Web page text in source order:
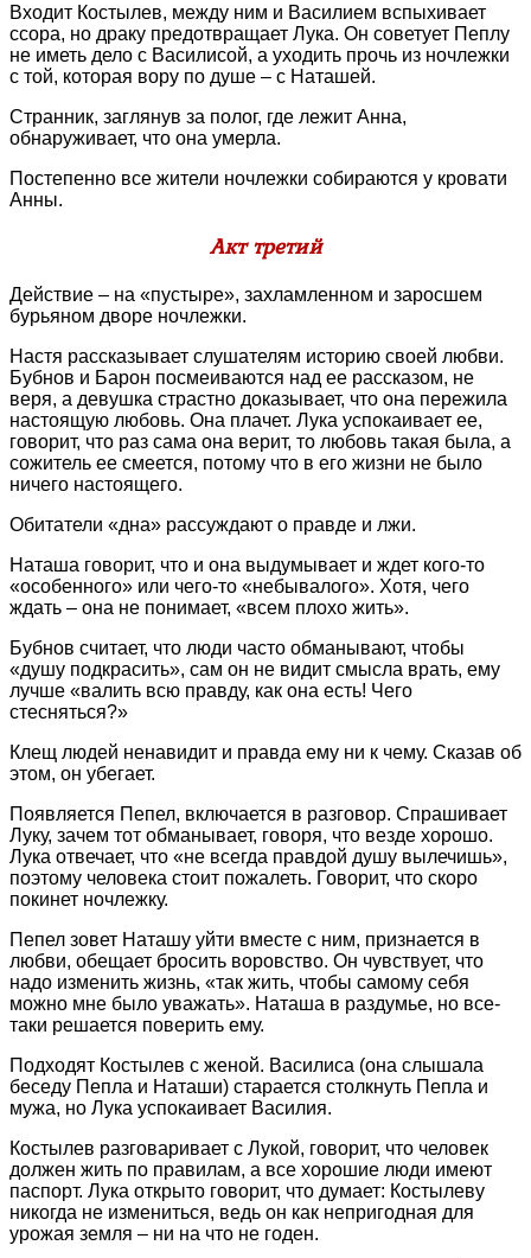
Входит Костылев, между ним и Василием вспыхивает
ссора, но драку предотвращает Лука. Он советует Пеплу
не иметь дело с Василисой, а уходить прочь из ночлежки
с той, которая вору по душе – с Наташей.
Странник, заглянув за полог, где лежит Анна,
обнаруживает, что она умерла.
Постепенно все жители ночлежки собираются у кровати
Анны.
Акт третий
Действие – на «пустыре», захламленном и заросшем
бурьяном дворе ночлежки.
Настя рассказывает слушателям историю своей любви.
Бубнов и Барон посмеиваются над ее рассказом, не
веря, а девушка страстно доказывает, что она пережила
настоящую любовь. Она плачет. Лука успокаивает ее,
говорит, что раз сама она верит, то любовь такая была, а
сожитель ее смеется, потому что в его жизни не было
ничего настоящего.
Обитатели «дна» рассуждают о правде и лжи.
Наташа говорит, что и она выдумывает и ждет кого-то
«особенного» или чего-то «небывалого». Хотя, чего
ждать – она не понимает, «всем плохо жить».
Бубнов считает, что люди часто обманывают, чтобы
«душу подкрасить», сам он не видит смысла врать, ему
лучше «валить всю правду, как она есть! Чего
стесняться?»
Клещ людей ненавидит и правда ему ни к чему. Сказав об
этом, он убегает.
Появляется Пепел, включается в разговор. Спрашивает
Луку, зачем тот обманывает, говоря, что везде хорошо.
Лука отвечает, что «не всегда правдой душу вылечишь»,
поэтому человека стоит пожалеть. Говорит, что скоро
покинет ночлежку.
Пепел зовет Наташу уйти вместе с ним, признается в
любви, обещает бросить воровство. Он чувствует, что
надо изменить жизнь, «так жить, чтобы самому себя
можно мне было уважать». Наташа в раздумье, но все-
таки решается поверить ему.
Подходят Костылев с женой. Василиса (она слышала
беседу Пепла и Наташи) старается столкнуть Пепла и
мужа, но Лука успокаивает Василия.
Костылев разговаривает с Лукой, говорит, что человек
должен жить по правилам, а все хорошие люди имеют
паспорт. Лука открыто говорит, что думает: Костылеву
никогда не измениться, ведь он как непригодная для
урожая земля – ни на что не годен.